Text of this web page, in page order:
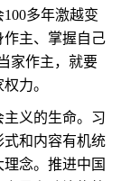
多年激越变
主、掌握自己
家作主，就要
力。
义的生命。习
和内容有机统
念。推进中国